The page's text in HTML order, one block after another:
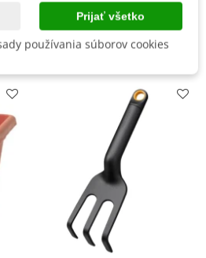
Prijať všetko
používania súborov cookies